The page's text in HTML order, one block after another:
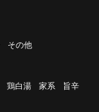
その他
鶏白湯 家系
旨辛